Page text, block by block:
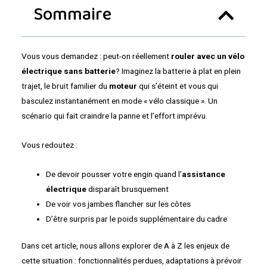
Sommaire
Vous vous demandez : peut-on réellement rouler avec un vélo
électrique sans batterie? Imaginez la batterie à plat en plein
trajet, le bruit familier du moteur qui s’éteint et vous qui
basculez instantanément en mode « vélo classique ». Un
scénario qui fait craindre la panne et l’effort imprévu.
Vous redoutez :
De devoir pousser votre engin quand l’assistance
électriquedisparaît brusquement
De voir vos jambes flancher sur les côtes
D’être surpris par le poids supplémentaire du cadre
Dans cet article, nous allons explorer de A à Z les enjeux de
cette situation : fonctionnalités perdues, adaptations à prévoir